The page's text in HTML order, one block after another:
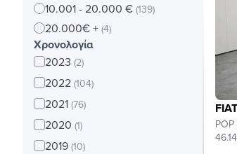
10.001 - 20.000 € (139)
20.000€ + (4)
Χρονολογία
2023 (2)
2022 (104)
2021 (76)
2020 (1)
2019 (10)